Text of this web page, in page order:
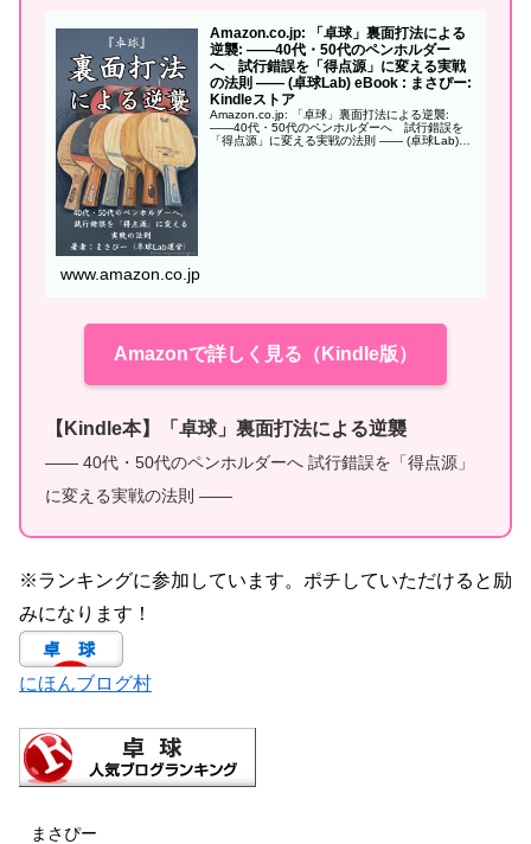
Amazon.co.jp: 「卓球」裏面打法による
逆襲: ——40代・50代のペンホルダー
へ 試行錯誤を「得点源」に変える実戦
の法則 —— (卓球Lab) eBook : まさぴー:
Kindleストア
Amazon.co.jp: 「卓球」裏面打法による逆襲:
——40代・50代のペンホルダーへ 試行錯誤を
「得点源」に変える実戦の法則 —— (卓球Lab)
www.amazon.co.jp
Amazonで詳しく見る（Kindle版）
【Kindle本】「卓球」裏面打法による逆襲
—— 40代・50代のペンホルダーへ 試行錯誤を「得点源」
に変える実戦の法則 ——
※ランキングに参加しています。ポチしていただけると励
みになります！
にほんブログ村
まさぴー